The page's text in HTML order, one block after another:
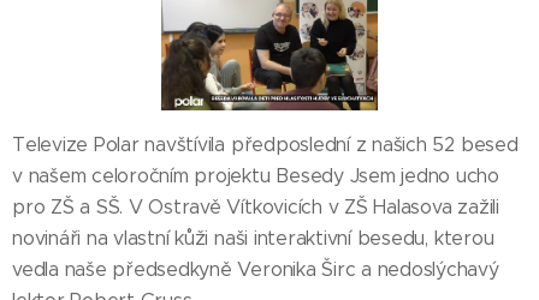
Televize Polar navštívila předposlední z našich 52 besed
v našem celoročním projektu Besedy Jsem jedno ucho
pro ZŠ a SŠ. V Ostravě Vítkovicích v ZŠ Halasova zažili
novináři na vlastní kůži naši interaktivní besedu, kterou
vedla naše předsedkyně Veronika Širc a nedoslýchavý